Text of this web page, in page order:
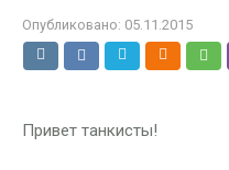
Опубликовано: 05.11.2015
Привет танкисты!